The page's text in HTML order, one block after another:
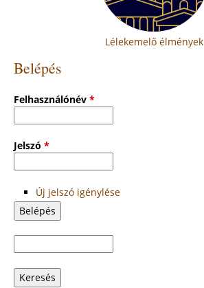
Lélekemelő élmények
Belépés
Felhasználónév *
Jelszó *
Új jelszó igénylése
Keresés
űrlap